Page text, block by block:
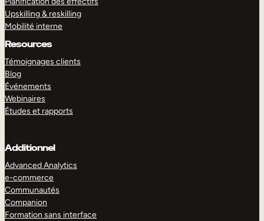
Upskilling & reskilling
Mobilité interne
Resources
Témoignages clients
Blog
Événements
Webinaires
Études et rapports
Additionnel
Advanced Analytics
e-commerce
Communautés
Companion
Formation sans interface